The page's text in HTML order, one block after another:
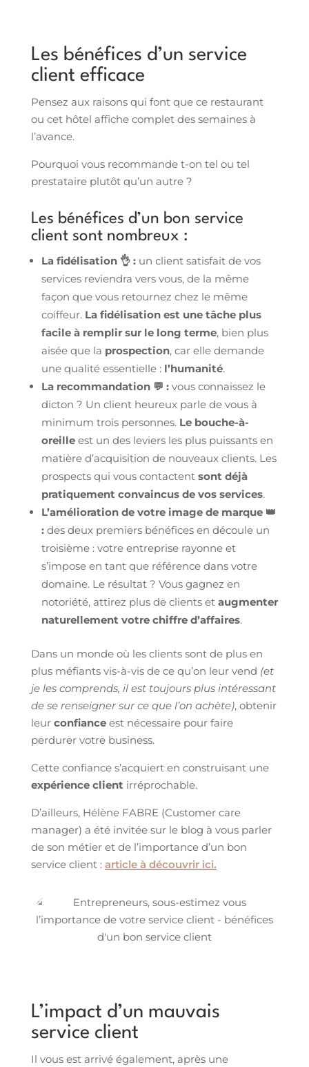
Les bénéfices d’un service
client efficace
Pensez aux raisons qui font que ce restaurant
ou cet hôtel affiche complet des semaines à
l’avance.
Pourquoi vous recommande t-on tel ou tel
prestataire plutôt qu’un autre ?
Les bénéfices d’un bon service
client sont nombreux :
La fidélisation 👌 :un client satisfait de vos
services reviendra vers vous, de la même
façon que vous retournez chez le même
coiffeur. La fidélisation est une tâche plus
facile à remplir sur le long terme, bien plus
aisée que la prospection, car elle demande
une qualité essentielle : l’humanité.
La recommandation 💬 : vous connaissez le
dicton ? Un client heureux parle de vous à
minimum trois personnes. Le bouche-à-
oreilleest un des leviers les plus puissants en
matière d’acquisition de nouveaux clients. Les
prospects qui vous contactent sont déjà
pratiquement convaincus de vos services.
L’amélioration de votre image de marque 👑
:des deux premiers bénéfices en découle un
troisième : votre entreprise rayonne et
s’impose en tant que référence dans votre
domaine. Le résultat ? Vous gagnez en
notoriété, attirez plus de clients et augmenter
naturellement votre chiffre d’affaires.
Dans un monde où les clients sont de plus en
plus méfiants vis-à-vis de ce qu’on leur vend (et
je les comprends, il est toujours plus intéressant
de se renseigner sur ce que l’on achète), obtenir
leur confianceest nécessaire pour faire
perdurer votre business.
Cette confiance s’acquiert en construisant une
expérience client irréprochable.
D’ailleurs, Hélène FABRE (Customer care
manager) a été invitée sur le blog à vous parler
de son métier et de l’importance d’un bon
service client : article à découvrir ici.
L’impact d’un mauvais
service client
Il vous est arrivé également, après une